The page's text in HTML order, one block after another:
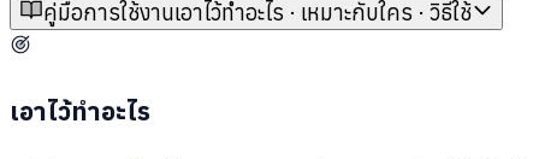
คู่มือการใช้งานเอาไว้ทำอะไร · เหมาะกับใคร · วิธีใช้
เอาไว้ทำอะไร